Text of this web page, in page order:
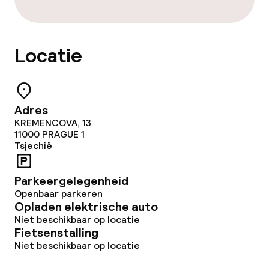
Locatie
Adres
KREMENCOVA, 13
11000 PRAGUE 1
Tsjechië
Parkeergelegenheid
Openbaar parkeren
Opladen elektrische auto
Niet beschikbaar op locatie
Fietsenstalling
Niet beschikbaar op locatie